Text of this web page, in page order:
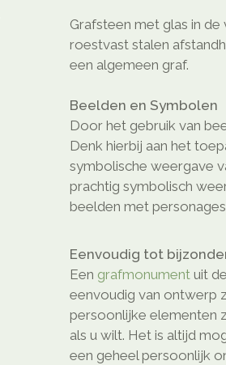
Grafsteen met glas in
roestvast stalen
een algemeen graf.
Beelden en Symbolen
Door het gebruik van
Denk hierbij aan het
symbolische weergave
prachtig symbolisch
beelden met
Eenvoudig tot
Een grafmonument uit
eenvoudig van ontwerp
persoonlijke elementen
als u wilt. Het is altijd
een geheel persoonlijk